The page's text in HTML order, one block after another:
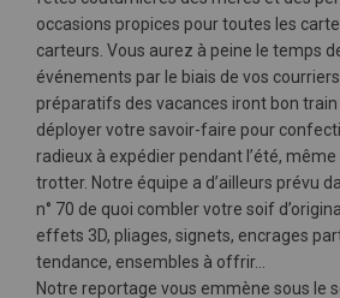
occasions propices pour toutes les
carteurs. Vous aurez à peine le temps
événements par le biais de vos
préparatifs des vacances iront bon train
déployer votre savoir-faire pour
radieux à expédier pendant l’été,
trotter. Notre équipe a d’ailleurs prévu
n° 70 de quoi combler votre soif
effets 3D, pliages, signets, encrages
tendance, ensembles à offrir…
Notre reportage vous emmène sous le